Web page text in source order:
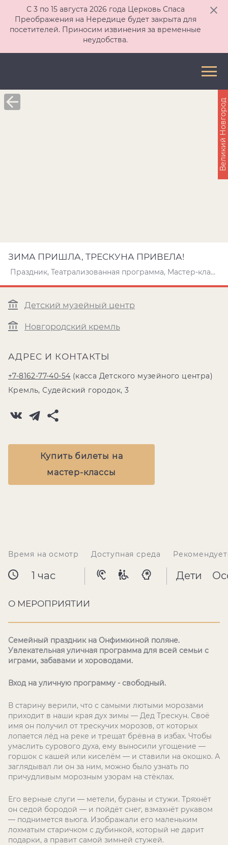
С 3 по 15 августа 2026 года Церковь Спаса
Преображения на Нередице будет закрыта для
посетителей. Приносим извинения за временные
неудобства.
ЗИМА ПРИШЛА, ТРЕСКУНА ПРИВЕЛА!
Праздник, Театрализованная программа, Мастер-класс
Детский музейный центр
Новгородский кремль
АДРЕС И КОНТАКТЫ
+7-8162-77-40-54 (касса Детского музейного центра)
Кремль, Судейский городок, 3
Купить билеты на
мастер-классы
Великий Новгород
Время на осмотр
1 час
Доступная среда
Дети
О МЕРОПРИЯТИИ
Семейный праздник на Онфимкиной поляне.
Увлекательная уличная программа для всей семьи с
играми, забавами и хороводами.
Вход на уличную программу - свободный.
В старину верили, что с самыми лютыми морозами
приходит в наши края дух зимы — Дед Трескун. Своё
имя он получил от трескучих морозов, от которых
лопается лёд на реке и трещат брёвна в избах. Чтобы
умаслить сурового духа, ему выносили угощение —
горшок с кашей или киселём — и ставили на окошко. А
заглядывал ли он за ним, можно было узнать по
причудливым морозным узорам на стёклах.
Его верные слуги — метели, бураны и стужи. Тряхнёт
он седой бородой — и пойдёт снег, взмахнёт рукавом
— поднимется вьюга. Изображали его маленьким
лохматым старичком с дубинкой, который не дарит
подарки, а правит самой зимней стужей.